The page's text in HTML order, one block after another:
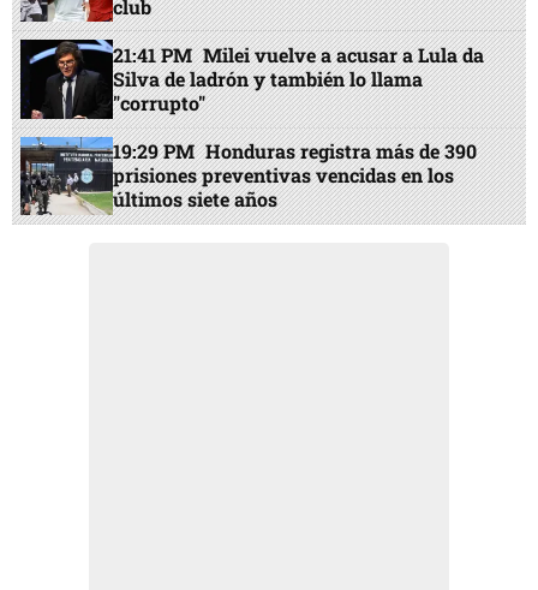
club
21:41 PM Milei vuelve a acusar a Lula da
Silva de ladrón y también lo llama
"corrupto"
19:29 PM Honduras registra más de 390
prisiones preventivas vencidas en los
últimos siete años